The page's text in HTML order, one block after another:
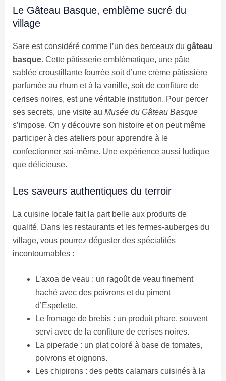
Le Gâteau Basque, emblème sucré du
village
Sare est considéré comme l’un des berceaux du gâteau
basque. Cette pâtisserie emblématique, une pâte
sablée croustillante fourrée soit d’une crème pâtissière
parfumée au rhum et à la vanille, soit de confiture de
cerises noires, est une véritable institution. Pour percer
ses secrets, une visite au Musée du Gâteau Basque
s’impose. On y découvre son histoire et on peut même
participer à des ateliers pour apprendre à le
confectionner soi-même. Une expérience aussi ludique
que délicieuse.
Les saveurs authentiques du terroir
La cuisine locale fait la part belle aux produits de
qualité. Dans les restaurants et les fermes-auberges du
village, vous pourrez déguster des spécialités
incontournables :
L’axoa de veau : un ragoût de veau finement
haché avec des poivrons et du piment
d’Espelette.
Le fromage de brebis : un produit phare, souvent
servi avec de la confiture de cerises noires.
La piperade : un plat coloré à base de tomates,
poivrons et oignons.
Les chipirons : des petits calamars cuisinés à la